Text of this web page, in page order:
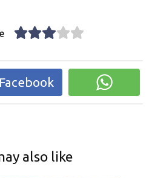
also like